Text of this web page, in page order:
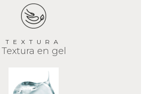
TEXTURA
Textura en gel